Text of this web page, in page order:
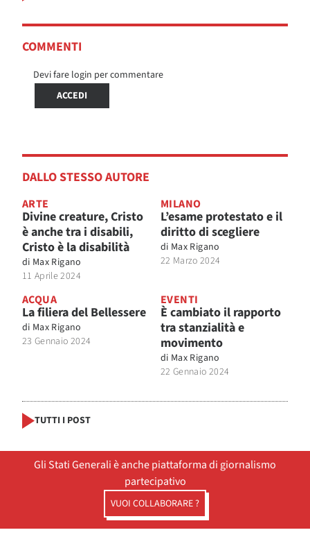
COMMENTI
Devi fare login per commentare
ACCEDI
DALLO STESSO AUTORE
ARTE
Divine creature, Cristo
è anche tra i disabili,
Cristo è la disabilità
di Max Rigano
11 Aprile 2024
MILANO
L’esame protestato e il
diritto di scegliere
di Max Rigano
22 Marzo 2024
ACQUA
La filiera del Bellessere
di Max Rigano
23 Gennaio 2024
EVENTI
È cambiato il rapporto
tra stanzialità e
movimento
di Max Rigano
22 Gennaio 2024
TUTTI I POST
Gli Stati Generali è anche piattaforma di giornalismo
partecipativo
VUOI COLLABORARE ?